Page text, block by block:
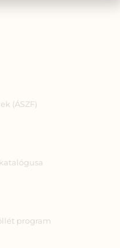
(ÁSZF)
program